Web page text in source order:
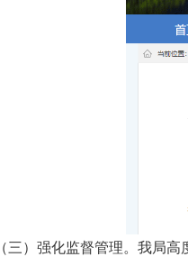
（三）强化监督管理。我局